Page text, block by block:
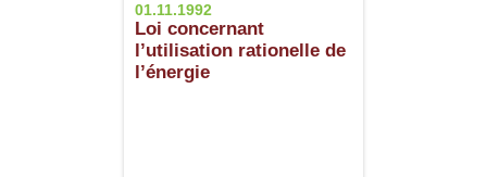
01.11.1992
Loi concernant
l’utilisation rationelle de
l’énergie